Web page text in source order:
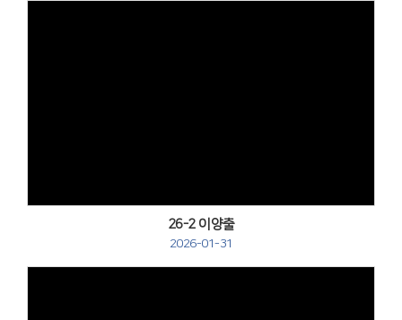
26-2 이양출
2026-01-31